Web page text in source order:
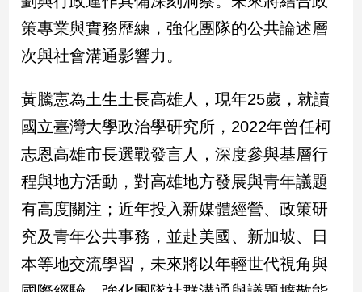
南
台
灣
點
娛
樂
娛
樂
星
聞
策專業與實務歷練，強化團隊的公共論述層
次與社會溝通影響力。
黃騰憲為土生土長高雄人，現年25歲，就讀
國立臺灣大學政治學研究所，2022年曾任柯
志恩高雄市長選戰發言人，深度參與基層行
程與地方活動，對高雄地方發展與青年議題
有高度關注；近年投入新媒體經營、政策研
究及青年公共事務，並赴美國、新加坡、日
本等地交流學習，未來將以年輕世代視角與